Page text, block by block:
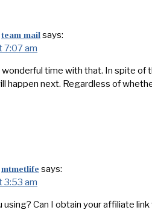
team mailsays:
7:07 am
wonderful time with that. In spite
happen next. Regardless of
mtmetlife says:
3:53 am
using? Can I obtain your affiliate